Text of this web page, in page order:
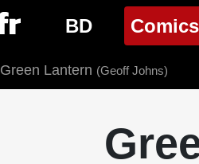
BD
Nouveautés BD
Genres BD
Comics
Genres
Green Lantern (Geoff Johns)